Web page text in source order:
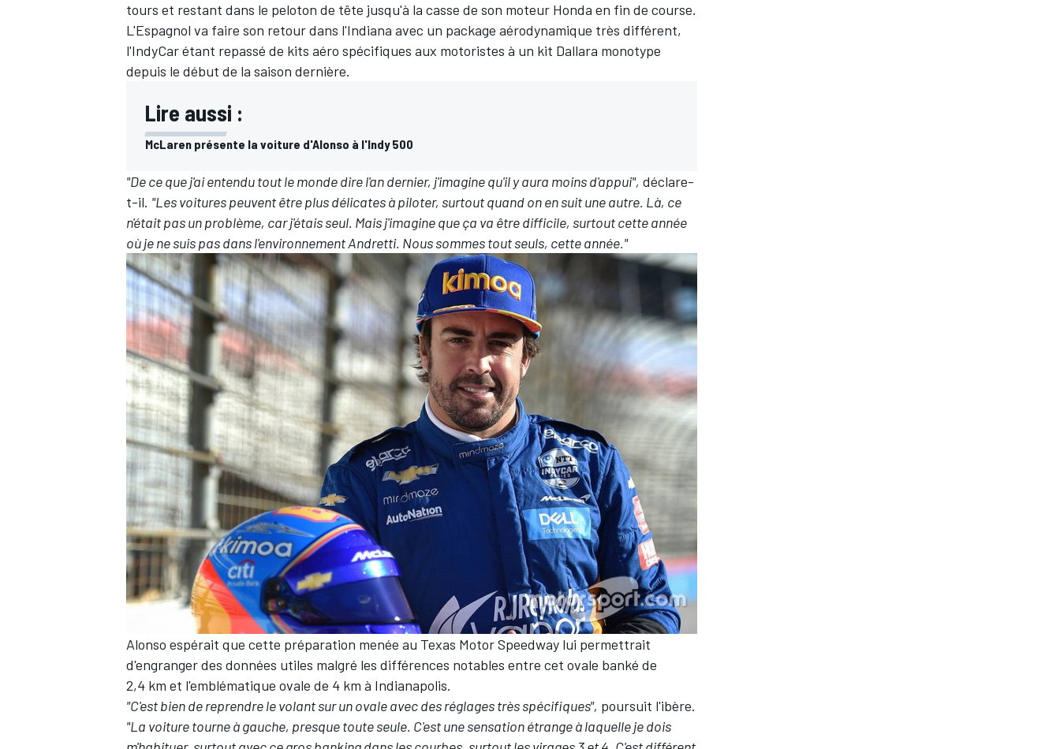
WEC
tours et restant dans le peloton de tête jusqu'à la casse de son moteur Honda en fin de course.
L'Espagnol va faire son retour dans l'Indiana avec un package aérodynamique très différent,
l'IndyCar étant repassé de kits aéro spécifiques aux motoristes à un kit Dallara monotype
depuis le début de la saison dernière.
Lire aussi :
McLaren présente la voiture d'Alonso à l'Indy 500
"De ce que j'ai entendu tout le monde dire l'an dernier, j'imagine qu'il y aura moins d'appui", déclare-
t-il. "Les voitures peuvent être plus délicates à piloter, surtout quand on en suit une autre. Là, ce
n'était pas un problème, car j'étais seul. Mais j'imagine que ça va être difficile, surtout cette année
où je ne suis pas dans l'environnement Andretti. Nous sommes tout seuls, cette année."
Alonso espérait que cette préparation menée au Texas Motor Speedway lui permettrait
d'engranger des données utiles malgré les différences notables entre cet ovale banké de
2,4 km et l'emblématique ovale de 4 km à Indianapolis.
"C'est bien de reprendre le volant sur un ovale avec des réglages très spécifiques", poursuit l'ibère.
"La voiture tourne à gauche, presque toute seule. C'est une sensation étrange à laquelle je dois